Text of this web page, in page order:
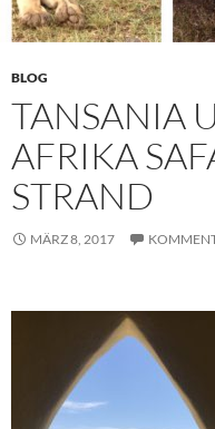
BLOG
TANSANIA
AFRIKA
STRAND
MÄRZ 8, 2017